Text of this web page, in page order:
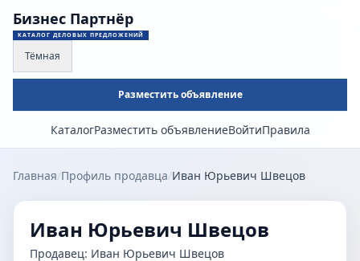
Бизнес Партнёр
КАТАЛОГ ДЕЛОВЫХ ПРЕДЛОЖЕНИЙ
Тёмная
Разместить объявление
КаталогРазместить объявлениеВойтиПравила
Главная/Профиль продавца/Иван Юрьевич Швецов
Иван Юрьевич Швецов
Продавец: Иван Юрьевич Швецов